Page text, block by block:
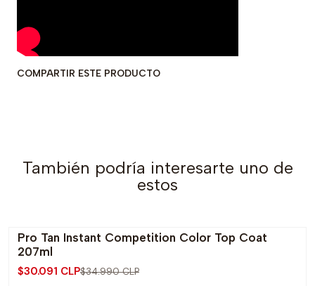
COMPARTIR ESTE PRODUCTO
También podría interesarte uno de
estos
-14% OFF
Pro Tan Instant Competition Color Top Coat
207ml
$30.091 CLP$34.990 CLP